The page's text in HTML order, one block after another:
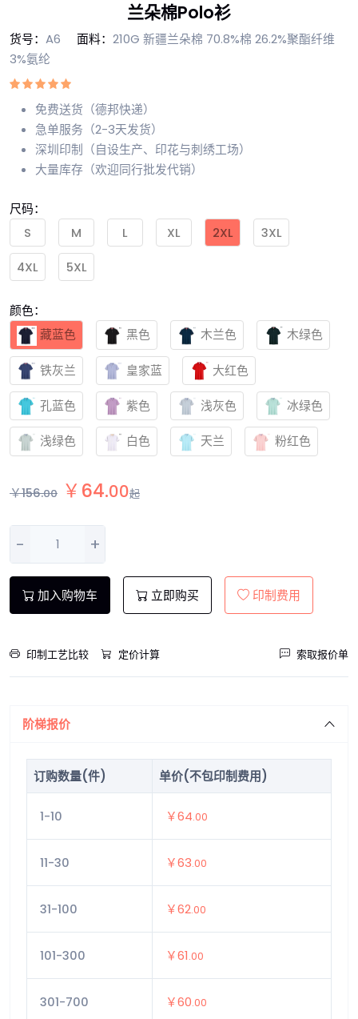
兰朵棉Polo衫
货号： A6 面料： 210G 新疆兰朵棉 70.8%棉 26.2%聚酯纤维
3%氨纶
免费送货（德邦快递）
急单服务（2-3天发货）
深圳印制（自设生产、印花与刺绣工场）
大量库存（欢迎同行批发代销）
尺码：
S
M L XL 2XL 3XL
4XL 5XL
颜色：
藏蓝色
黑色 木兰色 木绿色
铁灰兰 皇家蓝 大红色
孔蓝色 紫色 浅灰色 冰绿色
浅绿色 白色 天兰 粉红色
￥156.00 ￥ 64.00起
- +
加入购物车 立即购买 印制费用
印制工艺比较 定价计算 索取报价单
阶梯报价
订购数量(件) 单价(不包印制费用)
1-10 ￥64.00
11-30 ￥63.00
31-100 ￥62.00
101-300 ￥61.00
301-700 ￥60.00